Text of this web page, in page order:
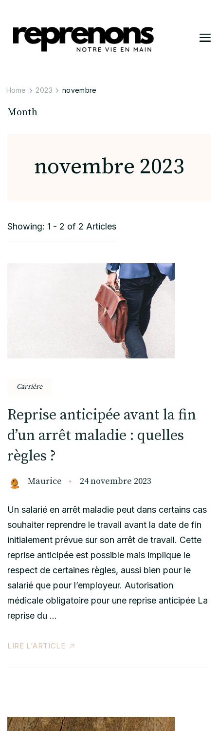
Home 2023 novembre
Month
novembre 2023
Showing: 1 - 2 of 2 Articles
Carrière
Reprise anticipée avant la fin
d’un arrêt maladie : quelles
règles ?
Maurice 24 novembre 2023
Un salarié en arrêt maladie peut dans certains cas
souhaiter reprendre le travail avant la date de fin
initialement prévue sur son arrêt de travail. Cette
reprise anticipée est possible mais implique le
respect de certaines règles, aussi bien pour le
salarié que pour l’employeur. Autorisation
médicale obligatoire pour une reprise anticipée La
reprise du …
LIRE L'ARTICLE